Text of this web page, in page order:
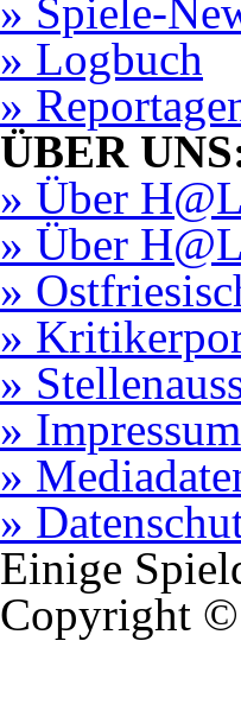
» Spiele-
» Logbuch
»
ÜBER
» Über
» Über
»
»
»
» Impressum
»
»
Einige
Copyright